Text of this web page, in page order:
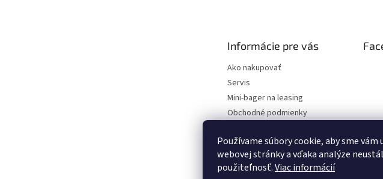
Používame súbory cookie, aby sme
webovej stránky a vďaka analýze
použiteľnosť.Viac informácií
Informácie pre vás
Ako nakupovať
Servis
Mini-bager na leasing
Obchodné podmienky
údajov
Kontakty